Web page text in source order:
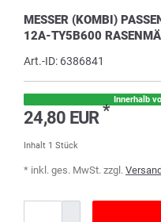
MESSER (KOMBI)
12A-TY5B600
Art.-ID: 6386841
Innerhalb
24,80 EUR*
Inhalt 1 Stück
* inkl. ges. MwSt. zzgl.